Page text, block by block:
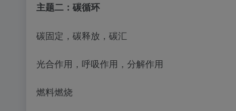
主题二：碳循环
碳固定，碳释放，碳汇
光合作用，呼吸作用，分解作用
燃料燃烧